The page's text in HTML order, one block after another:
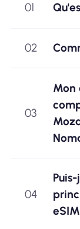
01
02
03
Mon
04